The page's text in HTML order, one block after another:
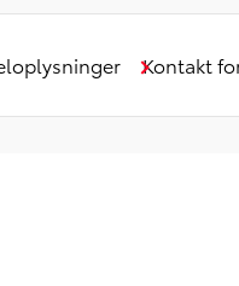
Kontakt